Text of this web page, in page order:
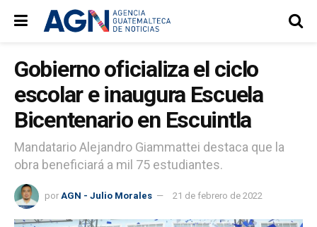
Gobierno oficializa el ciclo
escolar e inaugura Escuela
Bicentenario en Escuintla
Mandatario Alejandro Giammattei destaca que la
obra beneficiará a mil 75 estudiantes.
por AGN - Julio Morales 21 de febrero de 2022